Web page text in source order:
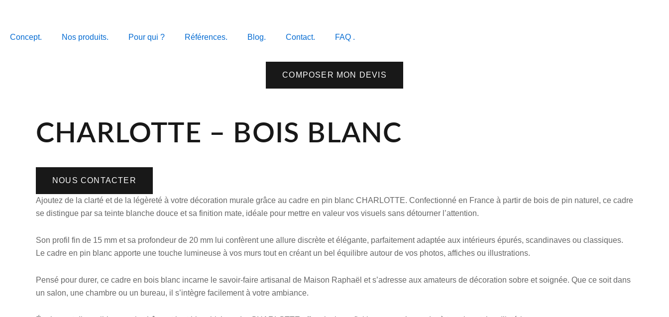
Concept. Nos produits. Pour qui ? Références. Blog. Contact. FAQ .
COMPOSER MON DEVIS
CHARLOTTE – BOIS BLANC
NOUS CONTACTER
Ajoutez de la clarté et de la légèreté à votre décoration murale grâce au cadre en pin blanc CHARLOTTE. Confectionné en France à partir de bois de pin naturel, ce cadre
se distingue par sa teinte blanche douce et sa finition mate, idéale pour mettre en valeur vos visuels sans détourner l’attention.
Son profil fin de 15 mm et sa profondeur de 20 mm lui confèrent une allure discrète et élégante, parfaitement adaptée aux intérieurs épurés, scandinaves ou classiques.
Le cadre en pin blanc apporte une touche lumineuse à vos murs tout en créant un bel équilibre autour de vos photos, affiches ou illustrations.
Pensé pour durer, ce cadre en bois blanc incarne le savoir-faire artisanal de Maison Raphaël et s’adresse aux amateurs de décoration sobre et soignée. Que ce soit dans
un salon, une chambre ou un bureau, il s’intègre facilement à votre ambiance.